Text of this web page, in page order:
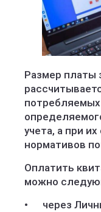
Размер платы
учета, а при
нормативов
Оплатить
можно
• через